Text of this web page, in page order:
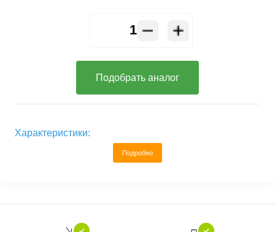
Подобрать аналог
Характеристики:
Подробно